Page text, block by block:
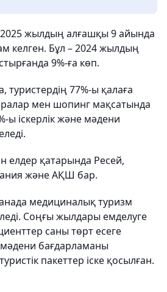
жылдың алғашқы 9 айында
келген. Бұл – 2024 жылдың
9%-ға көп.
туристердің 77%-ы қалаға
мен шопинг мақсатында
ы іскерлік және мәдени
елдер қатарында Ресей,
және АҚШ бар.
медициналық туризм
Соңғы жылдары емделуге
саны төрт есеге
бағдарламаны
пакеттер іске қосылған.